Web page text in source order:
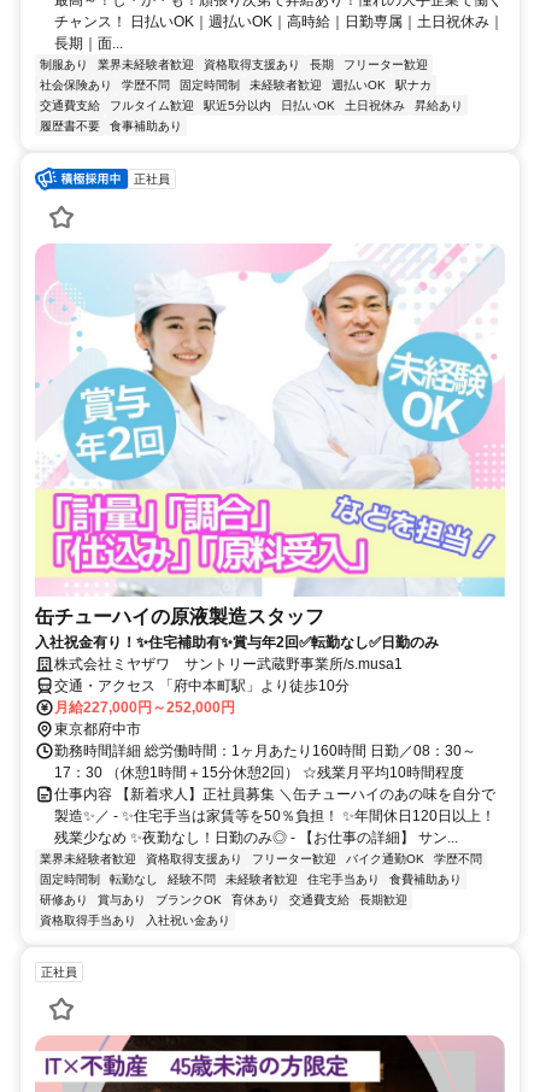
チャンス！ 日払いOK｜週払いOK｜高時給｜日勤専属｜土日祝休み｜
長期｜面...
制服あり 業界未経験者歓迎 資格取得支援あり 長期
フリーター歓迎
社会保険あり
学歴不問 固定時間制 未経験者歓迎 週払いOK
駅ナカ
交通費支給
フルタイム歓迎 駅近5分以内 日払いOK 土日祝休み
昇給あり
履歴書不要
食事補助あり
正社員
缶チューハイの原液製造スタッフ
入社祝金有り！✨住宅補助有✨賞与年2回✅転勤なし✅日勤のみ
株式会社ミヤザワ サントリー武蔵野事業所/s.musa1
交通・アクセス 「府中本町駅」より徒歩10分
月給227,000円～252,000円
東京都府中市
勤務時間詳細 総労働時間：1ヶ月あたり160時間 日勤／08：30～
17：30 （休憩1時間＋15分休憩2回） ☆残業月平均10時間程度
仕事内容 【新着求人】正社員募集 ＼缶チューハイのあの味を自分で
製造✨／ - ✨住宅手当は家賃等を50％負担！ ✨年間休日120日以上！
残業少なめ ✨夜勤なし！日勤のみ◎ - 【お仕事の詳細】 サン...
業界未経験者歓迎 資格取得支援あり フリーター歓迎 バイク通勤OK
学歴不問
固定時間制
転勤なし 経験不問 未経験者歓迎 住宅手当あり
食費補助あり
研修あり
賞与あり ブランクOK 育休あり 交通費支給
長期歓迎
資格取得手当あり
入社祝い金あり
正社員